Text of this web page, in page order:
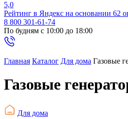
5,0
Рейтинг в Яндекс на основании 62
8 800 301-61-74
По будням с 10:00 до 18:00
Главная Каталог Для дома Газовые
Газовые
Для дома